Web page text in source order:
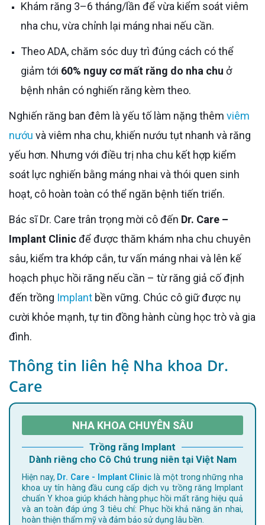
Khám răng 3–6 tháng/lần để vừa kiểm soát viêm
nha chu, vừa chỉnh lại máng nhai nếu cần.
Theo ADA, chăm sóc duy trì đúng cách có thể
giảm tới 60% nguy cơ mất răng do nha chu ở
bệnh nhân có nghiến răng kèm theo.
Nghiến răng ban đêm là yếu tố làm nặng thêm viêm
nướu và viêm nha chu, khiến nướu tụt nhanh và răng
yếu hơn. Nhưng với điều trị nha chu kết hợp kiểm
soát lực nghiến bằng máng nhai và thói quen sinh
hoạt, cô hoàn toàn có thể ngăn bệnh tiến triển.
Bác sĩ Dr. Care trân trọng mời cô đến Dr. Care –
Implant Clinicđể được thăm khám nha chu chuyên
sâu, kiểm tra khớp cắn, tư vấn máng nhai và lên kế
hoạch phục hồi răng nếu cần – từ răng giả cố định
đến trồng Implant bền vững. Chúc cô giữ được nụ
cười khỏe mạnh, tự tin đồng hành cùng học trò và gia
đình.
Thông tin liên hệ Nha khoa Dr.
Care
NHA KHOA CHUYÊN SÂU
Trồng răng Implant
Dành riêng cho Cô Chú trung niên tại Việt Nam
Hiện nay, Dr. Care - Implant Clinic là một trong những nha
khoa uy tín hàng đầu cung cấp dịch vụ trồng răng Implant
chuẩn Y khoa giúp khách hàng phục hồi mất răng hiệu quả
và an toàn đáp ứng 3 tiêu chí: Phục hồi khả năng ăn nhai,
hoàn thiện thẩm mỹ và đảm bảo sử dụng lâu bền.